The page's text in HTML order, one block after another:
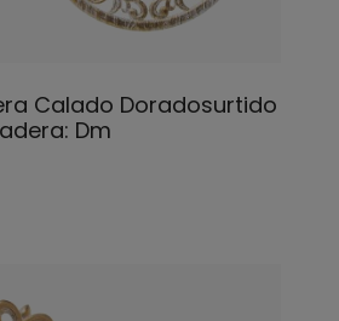
Calado Doradosurtido
Dm